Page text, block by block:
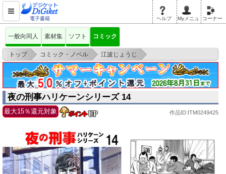
電子書籍 ヘルプ Myメニュ コーナー
一般向同人 素材集 ソフト コミック
トップ > コミック・ノベル > 江波じょうじ
>
夜の刑事ハリケーンシリーズ 14
夜の刑事ハリケーンシリーズ 14
最大15％還元対象 作品ID:ITM0249425